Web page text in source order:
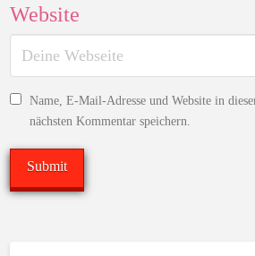
Website
Name, E-Mail-Adresse und Website in
nächsten Kommentar speichern.